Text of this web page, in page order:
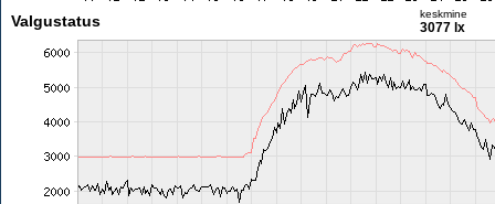
Valgustatus keskmine
3077 lx